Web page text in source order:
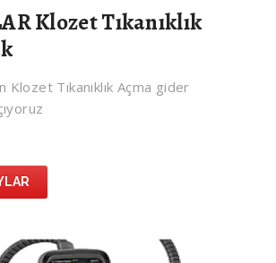
Klozet Tıkanıklık
Klozet Tıkanıklık Açma gider